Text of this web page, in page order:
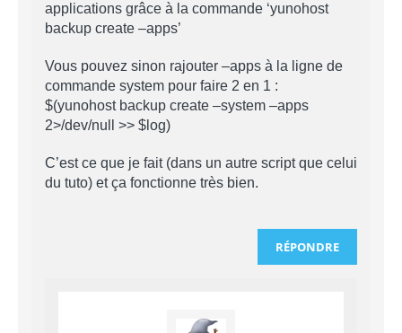
applications grâce à la commande ‘yunohost
backup create –apps’
Vous pouvez sinon rajouter –apps à la ligne de
commande system pour faire 2 en 1 :
$(yunohost backup create –system –apps
2>/dev/null >> $log)
C’est ce que je fait (dans un autre script que celui
du tuto) et ça fonctionne très bien.
RÉPONDRE